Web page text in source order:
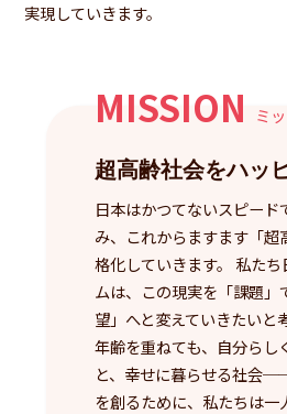
実現していきます。
MISSION ミ
超高齢社会をハッ
日本はかつてないスピード
み、これからますます「超
格化していきます。 私た
ムは、この現実を「課題」
望」へと変えていきたいと
年齢を重ねても、自分らし
と、幸せに暮らせる社会
を創るために、私たちは一